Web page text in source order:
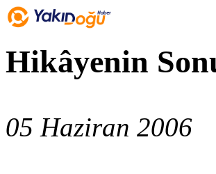
Hikâyenin
05 Haziran 2006